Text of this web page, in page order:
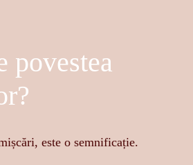
povestea
este o semnificație.